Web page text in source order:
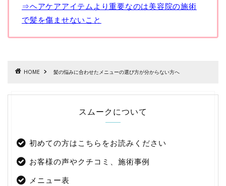
⇒ヘアケアアイテムより重要なのは美容院の施術
で髪を傷ませないこと
HOME 髪の悩みに合わせたメニューの選び方が分からない方へ
スムークについて
初めての方はこちらをお読みください
お客様の声やクチコミ、施術事例
メニュー表